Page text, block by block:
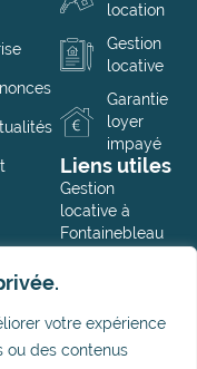
votre expérience
ou des contenus
location
Gestion
locative
Garantie
loyer
impayé
Liens utiles
Gestion
locative à
Fontainebleau
Melun
Notre
partenaire